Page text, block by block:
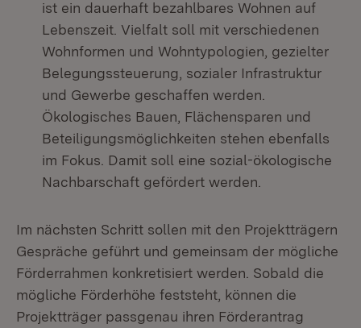
ist ein dauerhaft bezahlbares Wohnen auf
Lebenszeit. Vielfalt soll mit verschiedenen
Wohnformen und Wohntypologien, gezielter
Belegungssteuerung, sozialer Infrastruktur
und Gewerbe geschaffen werden.
Ökologisches Bauen, Flächensparen und
Beteiligungsmöglichkeiten stehen ebenfalls
im Fokus. Damit soll eine sozial-ökologische
Nachbarschaft gefördert werden.
Im nächsten Schritt sollen mit den Projektträgern
Gespräche geführt und gemeinsam der mögliche
Förderrahmen konkretisiert werden. Sobald die
mögliche Förderhöhe feststeht, können die
Projektträger passgenau ihren Förderantrag